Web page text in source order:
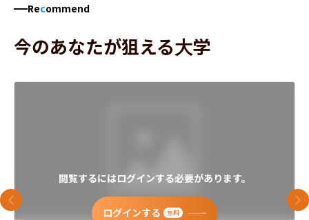
Recommend
今のあなたが狙える大学
閲覧するにはログインする必要があります。
ログインする 無料
前のスライド 次